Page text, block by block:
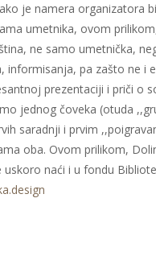
je namera organizatora
umetnika, ovom
ne samo umetnička,
pa zašto ne i
prezentaciji i priči o
jednog čoveka (otuda
saradnji i prvim
oba. Ovom prilikom,
naći i u fondu